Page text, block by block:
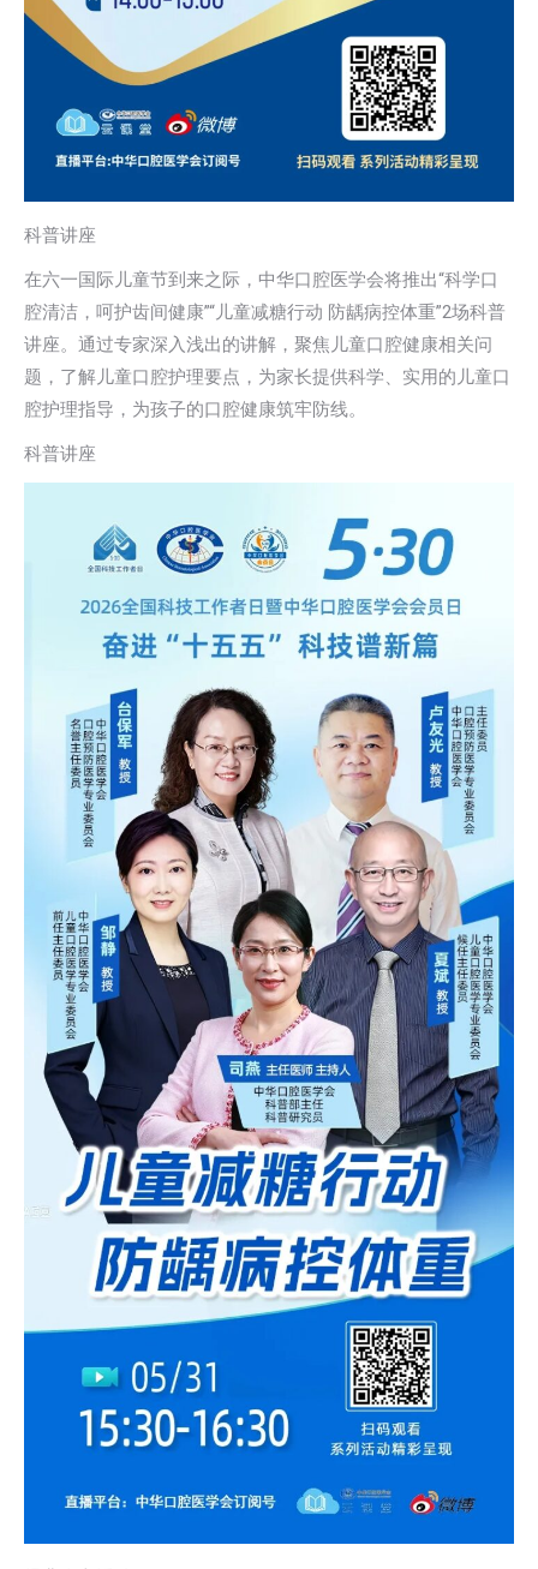
科普讲座
在六一国际儿童节到来之际，中华口腔医学会将推出“科学口
腔清洁，呵护齿间健康”“儿童减糖行动 防龋病控体重”2场科普
讲座。通过专家深入浅出的讲解，聚焦儿童口腔健康相关问
题，了解儿童口腔护理要点，为家长提供科学、实用的儿童口
腔护理指导，为孩子的口腔健康筑牢防线。
科普讲座